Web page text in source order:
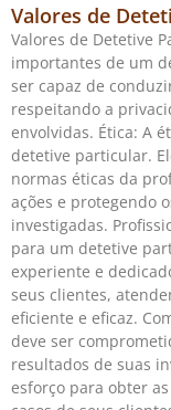
Valores de
Valores de Detetive
importantes de um
ser capaz de
respeitando a
envolvidas. Ética: A
detetive particular.
normas éticas da
ações e protegendo
investigadas.
para um detetive
experiente e
seus clientes,
eficiente e eficaz.
deve ser
resultados de suas
esforço para obter